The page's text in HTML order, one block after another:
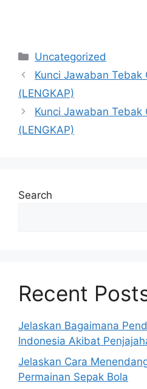
Categories
Uncategorized
Kunci Jawaban Tebak
(LENGKAP)
Kunci Jawaban Tebak
(LENGKAP)
Search
Recent
Jelaskan Bagaimana
Indonesia Akibat
Jelaskan Cara
Permainan Sepak Bola